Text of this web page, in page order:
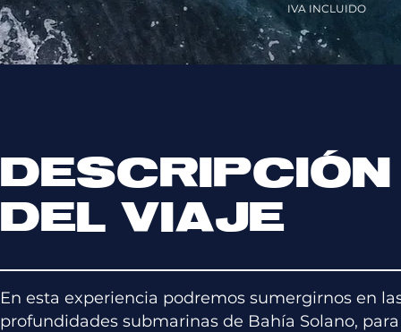
IVA INCLUIDO
DESCRIPCIÓN
DEL VIAJE
En esta experiencia podremos sumergirnos en
profundidades submarinas de Bahía Solano, para